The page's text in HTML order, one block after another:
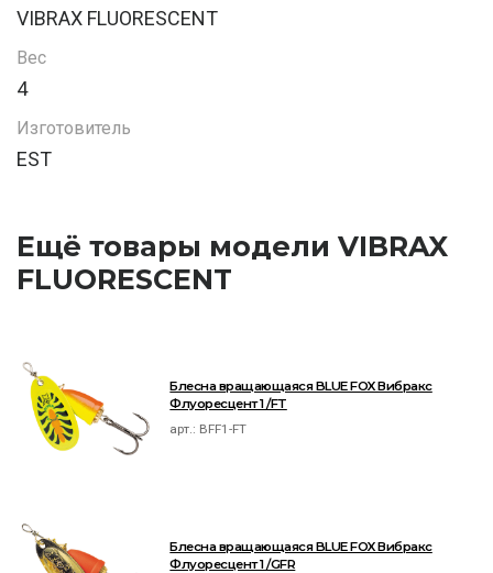
VIBRAX FLUORESCENT
Вес
4
Изготовитель
EST
Ещё товары модели VIBRAX
FLUORESCENT
Блесна вращающаяся BLUE FOX Вибракс
Флуоресцент 1 /FT
арт.: BFF1-FT
Блесна вращающаяся BLUE FOX Вибракс
Флуоресцент 1 /GFR